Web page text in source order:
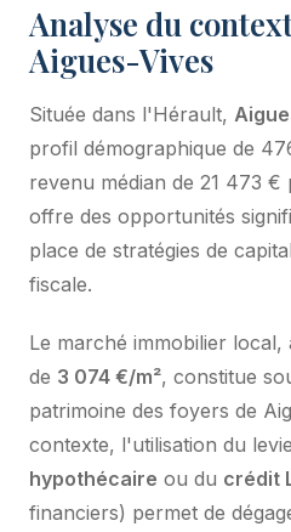
Analyse du
Aigues-Vives
Située dans l'Hérault,
profil démographique de
revenu médian de 21 473 €
offre des opportunités
place de stratégies de
fiscale.
Le marché immobilier
de 3 074 €/m², constitue
patrimoine des foyers de
contexte, l'utilisation du
hypothécaire ou du crédit
financiers) permet de